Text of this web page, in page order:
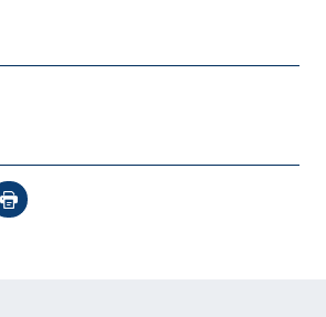
- Sito esterno - Apertura in
- Apertura in nuova finestra
Mail: apre il programma di posta
Stampa pagina: scelta meno